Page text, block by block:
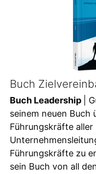
Buch
Buch Leadership
|
seinem neuen Buch
Führungskräfte
Führungskräfte zu
sein Buch von all